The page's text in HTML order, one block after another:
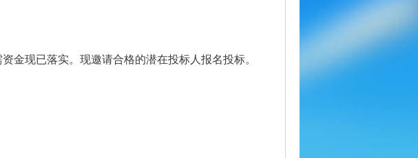
金现已落实。现邀请合格的潜在投标人报名投标。